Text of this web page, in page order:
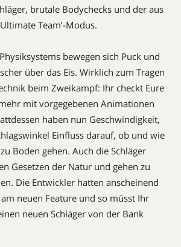
brutale Bodychecks und der aus
Team’-Modus.
bewegen sich Puck und
über das Eis. Wirklich zum Tragen
beim Zweikampf: Ihr checkt Eure
mit vorgegebenen Animationen
haben nun Geschwindigkeit,
Einfluss darauf, ob und wie
Boden gehen. Auch die Schläger
Gesetzen der Natur und gehen zu
Die Entwickler hatten anscheinend
neuen Feature und so müsst Ihr
neuen Schläger von der Bank